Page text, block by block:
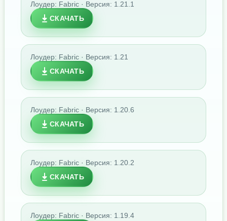
Лоудер: Fabric · Версия: 1.21.1
СКАЧАТЬ
Лоудер: Fabric · Версия: 1.21
СКАЧАТЬ
Лоудер: Fabric · Версия: 1.20.6
СКАЧАТЬ
Лоудер: Fabric · Версия: 1.20.2
СКАЧАТЬ
Лоудер: Fabric · Версия: 1.19.4